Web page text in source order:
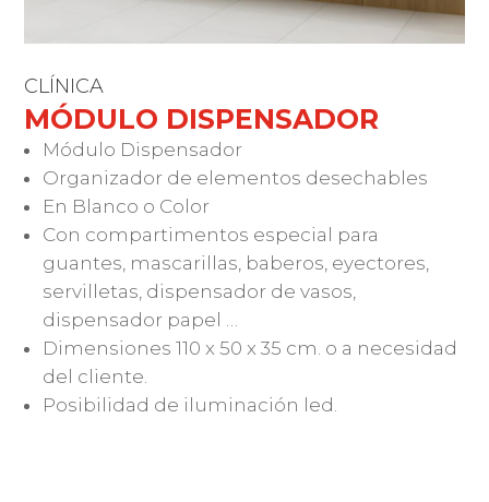
CLÍNICA
MÓDULO DISPENSADOR
Módulo Dispensador
Organizador de elementos desechables
En Blanco o Color
Con compartimentos especial para
guantes, mascarillas, baberos, eyectores,
servilletas, dispensador de vasos,
dispensador papel …
Dimensiones 110 x 50 x 35 cm. o a necesidad
del cliente.
Posibilidad de iluminación led.